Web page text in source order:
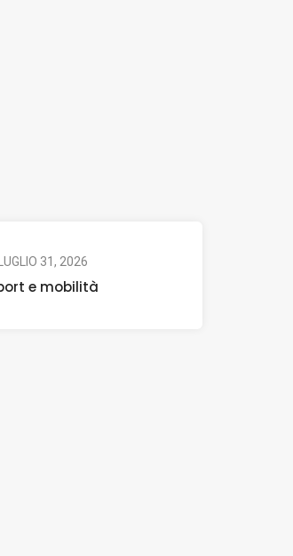
LUGLIO 31, 2026
e mobilità